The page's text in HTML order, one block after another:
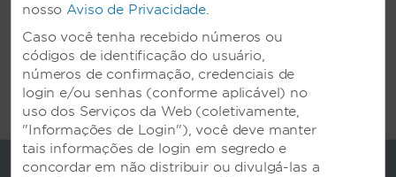
Garantia de Melhor Tarifa | Wi-Fi gratuito
nosso Aviso de Privacidade.
Caso você tenha recebido números ou
códigos de identificação do usuário,
números de confirmação, credenciais de
login e/ou senhas (conforme aplicável) no
uso dos Serviços da Web (coletivamente,
"Informações de Login"), você deve manter
tais informações de login em segredo e
concordar em não distribuir ou divulgá-las a